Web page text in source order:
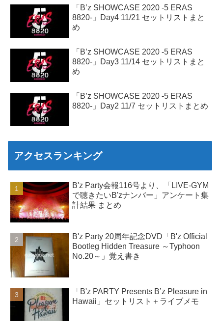
「B’z SHOWCASE 2020 -5 ERAS
8820-」Day4 11/21 セットリストまと
め
「B’z SHOWCASE 2020 -5 ERAS
8820-」Day3 11/14 セットリストまと
め
「B’z SHOWCASE 2020 -5 ERAS
8820-」Day2 11/7 セットリストまとめ
アクセスランキング
B'z Party会報116号より、「LIVE-GYM
で聴きたいB'zナンバー」アンケート集
計結果 まとめ
B'z Party 20周年記念DVD「B'z Official
Bootleg Hidden Treasure ～Typhoon
No.20～」覚え書き
「B'z PARTY Presents B’z Pleasure in
Hawaii」セットリスト＋ライブメモ